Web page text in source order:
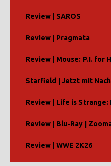
Review | SAROS
Review | Pragmata
Review | Mouse: P.I. for
Starfield | Jetzt mit
Review | Life is Strange:
Review | Blu-Ray |
Review | WWE 2K26